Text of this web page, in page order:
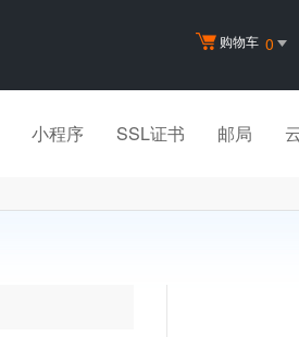
购物车 0
小程序 SSL证书 邮局